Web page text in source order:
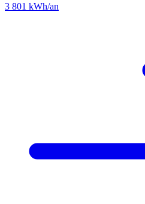
3 801 kWh/an